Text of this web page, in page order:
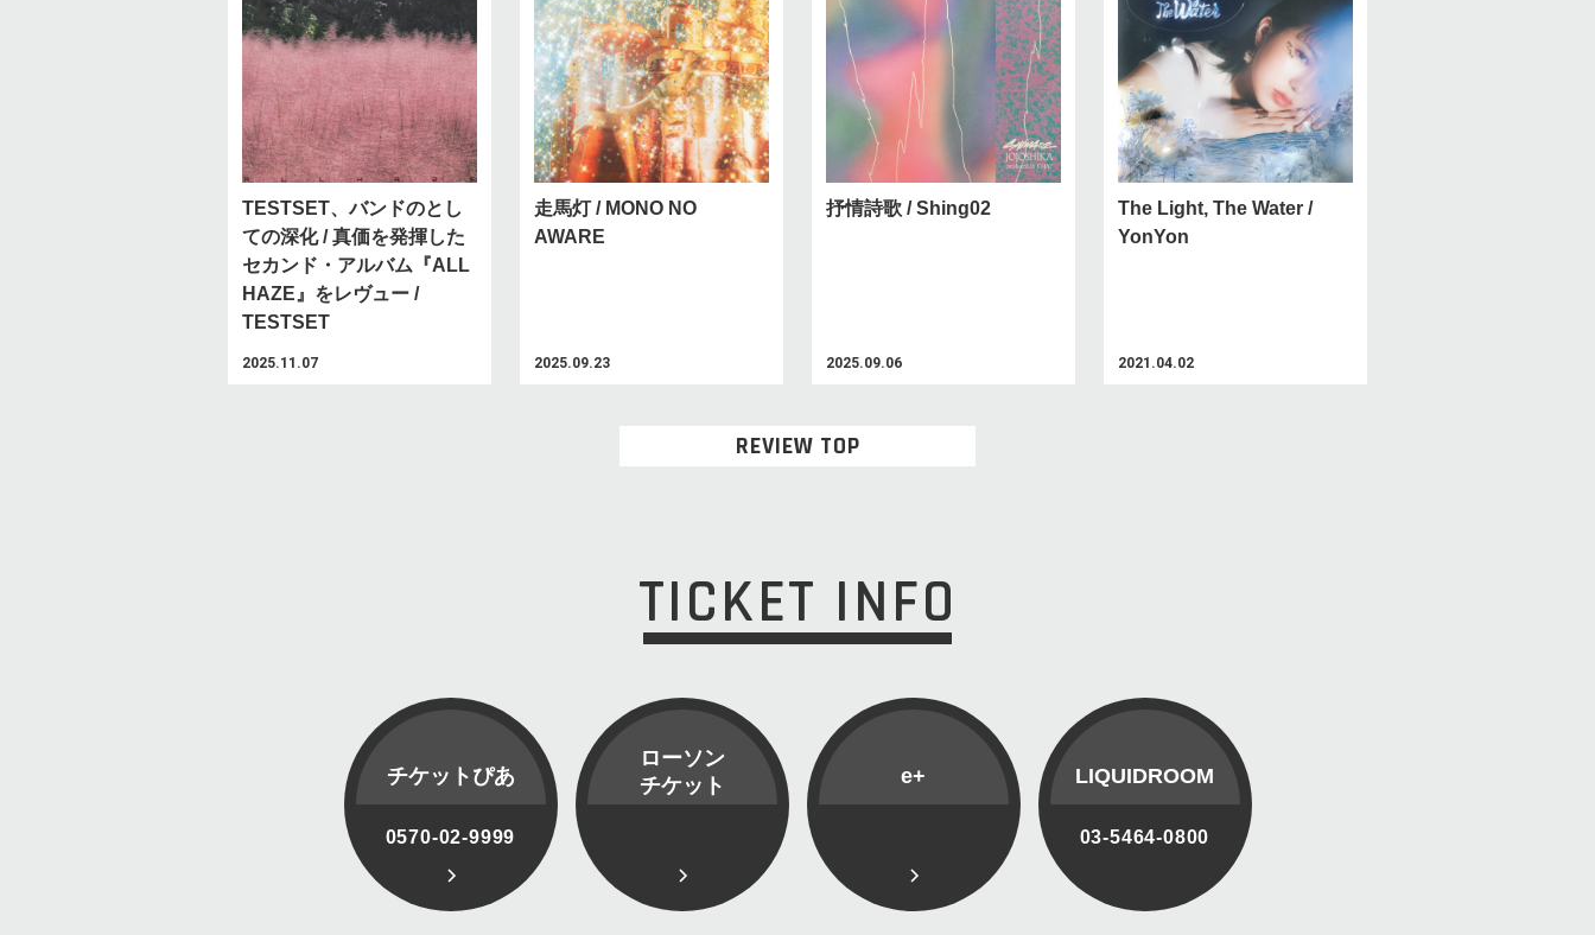
TESTSET、バンドのとし
ての深化 / 真価を発揮した
セカンド・アルバム『ALL
HAZE』をレヴュー /
TESTSET
2025.11.07
走馬灯 / MONO NO
AWARE
2025.09.23
抒情詩歌 / Shing02
2025.09.06
The Light, The Water /
YonYon
2021.04.02
REVIEW TOP
TICKET INFO
チケットぴあ
0570-02-9999
ローソン
チケット
e+ LIQUIDROOM
03-5464-0800